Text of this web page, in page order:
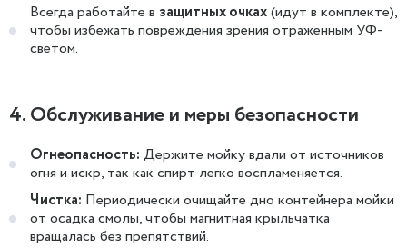
Всегда работайте в защитных очках(идут в комплекте),
чтобы избежать повреждения зрения отраженным УФ-
светом.
4. Обслуживание и меры безопасности
Огнеопасность: Держите мойку вдали от источников
огня и искр, так как спирт легко воспламеняется.
Чистка: Периодически очищайте дно контейнера мойки
от осадка смолы, чтобы магнитная крыльчатка
вращалась без препятствий.